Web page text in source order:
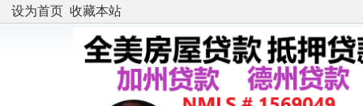
设为首页 收藏本站